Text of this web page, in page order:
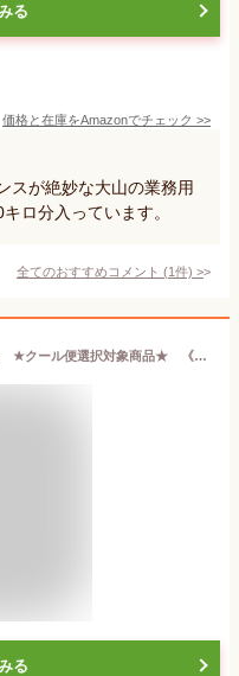
る
価格と在庫をAmazonでチェック >>
スが絶妙な大山の業務用
ロ分入っています。
全てのおすすめコメント (1件) >
【多福】業務用 白菜キムチ 5kg ★クール便選択対象商品★ 《韓国食品 韓国食材 韓国 食料品 食べ物 キムチ 韓国キムチ きむち 韓国産キムチ おつまみ 発酵キムチ 韓国グルメ 輸入 漬物 漬け物 おかず 業務用》
る